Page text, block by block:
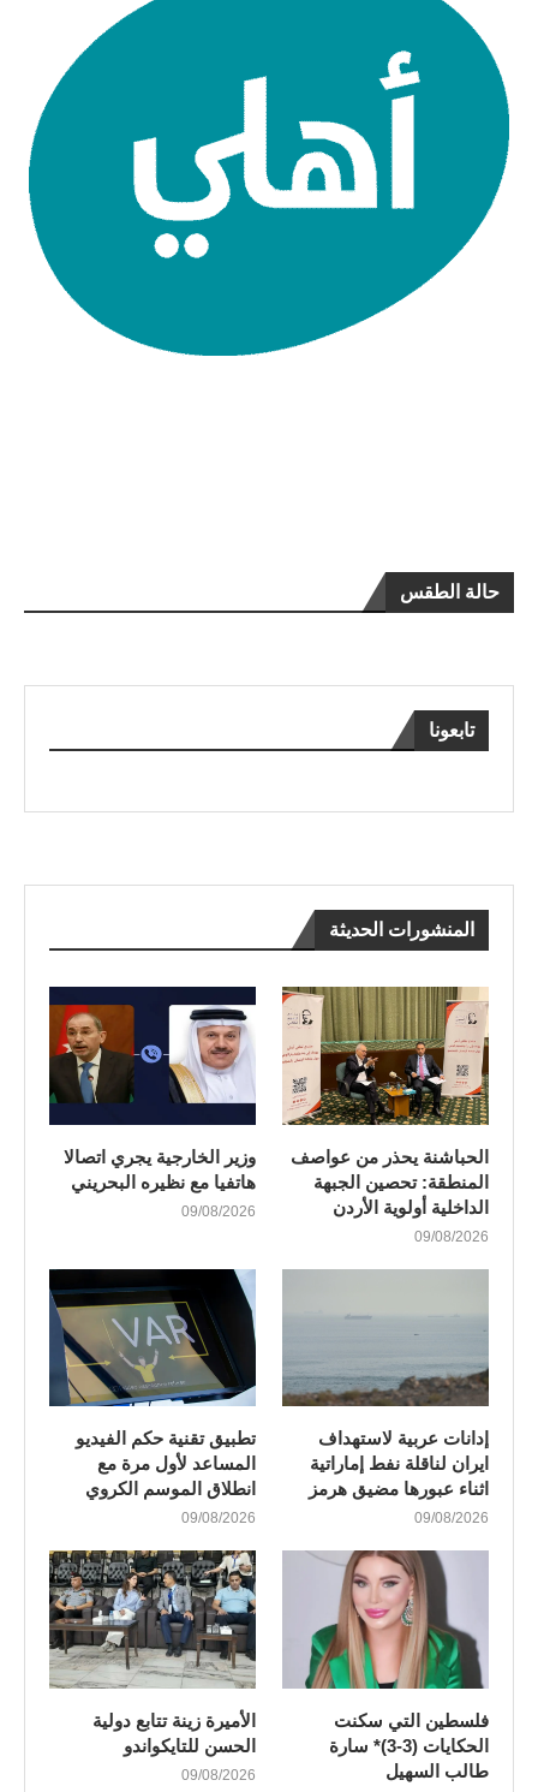
حالة الطقس
تابعونا
المنشورات الحديثة
الحباشنة يحذر من عواصف
المنطقة: تحصين الجبهة
الداخلية أولوية الأردن
09/08/2026
وزير الخارجية يجري اتصالا
هاتفيا مع نظيره البحريني
09/08/2026
إدانات عربية لاستهداف
ايران لناقلة نفط إماراتية
اثناء عبورها مضيق هرمز
09/08/2026
تطبيق تقنية حكم الفيديو
المساعد لأول مرة مع
انطلاق الموسم الكروي
09/08/2026
فلسطين التي سكنت
الحكايات (3-3)* سارة
طالب السهيل
الأميرة زينة تتابع دولية
الحسن للتايكواندو
09/08/2026